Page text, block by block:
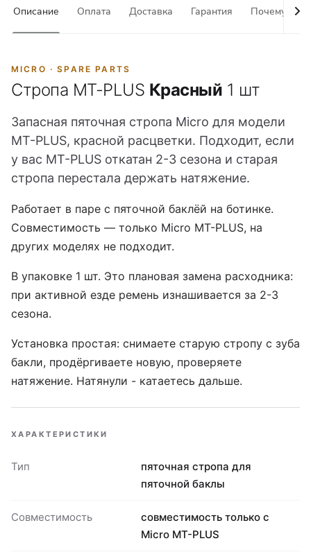
Описание Оплата Доставка Гарантия Почему у
MICRO · SPARE PARTS
Стропа MT-PLUS Красный 1 шт
Запасная пяточная стропа Micro для модели
MT-PLUS, красной расцветки. Подходит, если
у вас MT-PLUS откатан 2-3 сезона и старая
стропа перестала держать натяжение.
Работает в паре с пяточной баклёй на ботинке.
Совместимость — только Micro MT-PLUS, на
других моделях не подходит.
В упаковке 1 шт. Это плановая замена расходника:
при активной езде ремень изнашивается за 2-3
сезона.
Установка простая: снимаете старую стропу с зуба
бакли, продёргиваете новую, проверяете
натяжение. Натянули - катаетесь дальше.
ХАРАКТЕРИСТИКИ
Тип
пяточная стропа для
пяточной баклы
Совместимость
совместимость только с
Micro MT-PLUS